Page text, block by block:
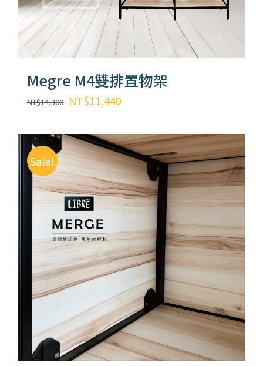
Megre M4雙排置物架
NT$14,300 原
價
格：
NT$14,300。
NT$11,440
價
格：
NT$11,440。
Sale!